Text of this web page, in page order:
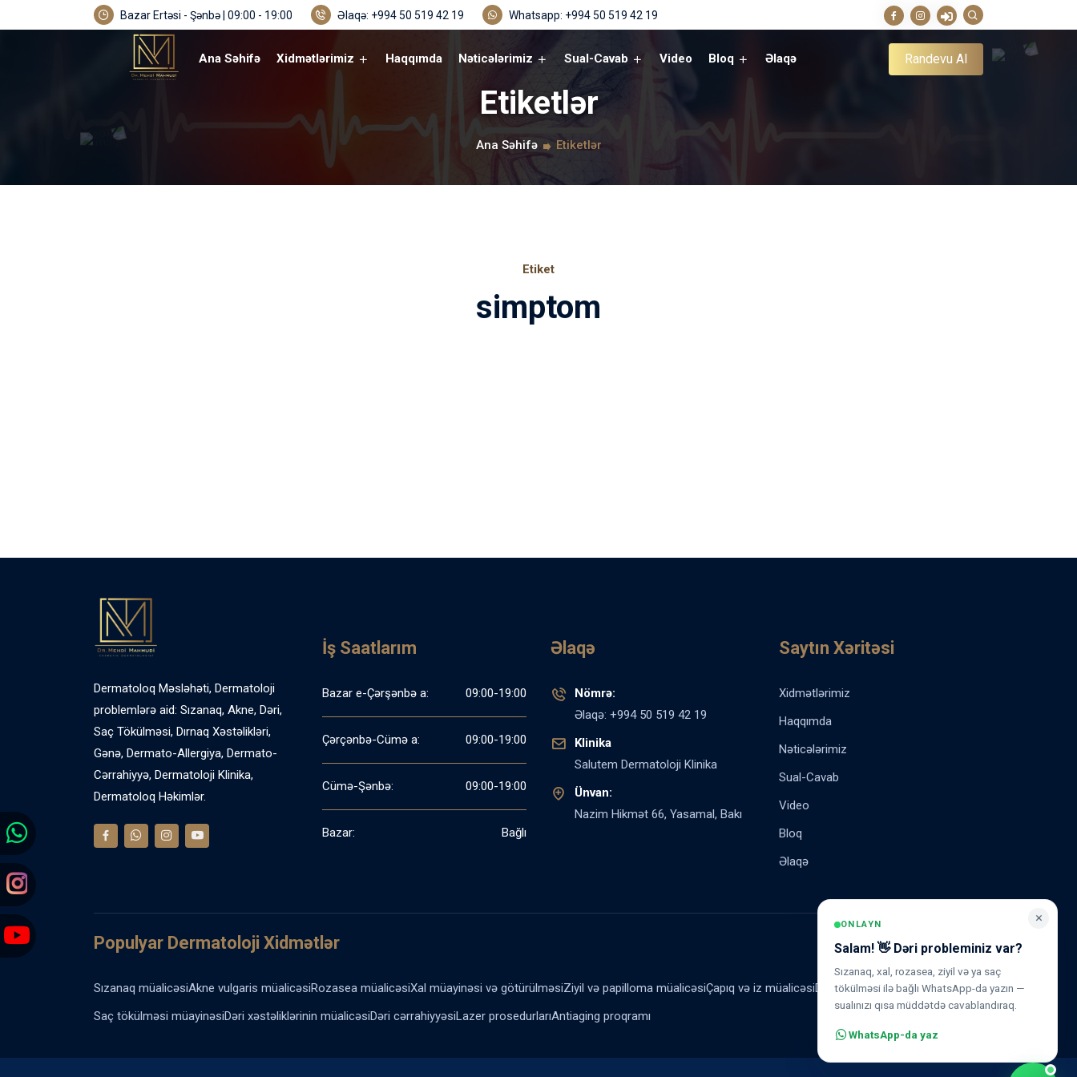
×
ONLAYN
Salam! 👋 Dəri probleminiz var?
Sızanaq, xal, rozasea, ziyil və ya saç
tökülməsi ilə bağlı WhatsApp-da yazın —
sualınızı qısa müddətdə cavablandıraq.
WhatsApp-da yaz
Bazar Ertəsi - Şənbə | 09:00 - 19:00 Əlaqə: +994 50 519 42 19 Whatsapp: +994 50 519 42 19
Ana Səhifə Xidmətlərimiz Haqqımda Nəticələrimiz Sual-Cavab Video Bloq Əlaqə Randevu Al
Etiketlər
Ana Səhifə Etiketlər
Etiket
simptom
Dermatoloq Məsləhəti, Dermatoloji
problemlərə aid: Sızanaq, Akne, Dəri,
Saç Tökülməsi, Dırnaq Xəstəlikləri,
Gənə, Dermato-Allergiya, Dermato-
Cərrahiyyə, Dermatoloji Klinika,
Dermatoloq Həkimlər.
İş Saatlarım
Bazar e-Çərşənbə a: 09:00-19:00
Çərçənbə-Cümə a: 09:00-19:00
Cümə-Şənbə: 09:00-19:00
Bazar: Bağlı
Əlaqə
Nömrə:
Əlaqə: +994 50 519 42 19
Klinika
Salutem Dermatoloji Klinika
Ünvan:
Nazim Hikmət 66, Yasamal, Bakı
Saytın Xəritəsi
Xidmətlərimiz
Haqqımda
Nəticələrimiz
Sual-Cavab
Video
Bloq
Əlaqə
Populyar Dermatoloji Xidmətlər
Sızanaq müalicəsiAkne vulgaris müalicəsiRozasea müalicəsiXal müayinəsi və götürülməsiZiyil və papilloma müalicəsiÇapıq və iz müalicəsiDəri ləkələrinin müalicəsi
Saç tökülməsi müayinəsiDəri xəstəliklərinin müalicəsiDəri cərrahiyyəsiLazer prosedurlarıAntiaging proqramı